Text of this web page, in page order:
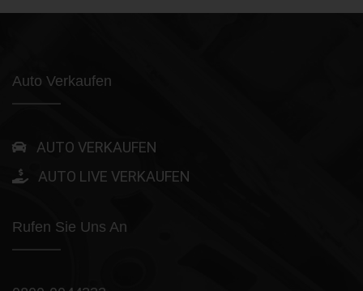
Auto Verkaufen
AUTO VERKAUFEN
AUTO LIVE VERKAUFEN
Rufen Sie Uns An